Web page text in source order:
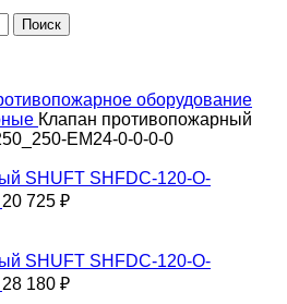
Поиск
оборудование
Клапан противопожарный
EM24-0-0-0-0
SHUFT SHFDC-120-O-
20 725 ₽
SHUFT SHFDC-120-O-
28 180 ₽